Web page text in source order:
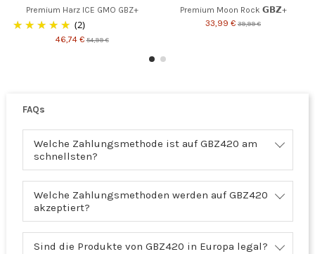
Premium Harz ICE GMO GBZ+
(2)
46,74 €54,99 €
Premium Moon Rock 𝗚𝗕𝗭+
33,99 € 39,99 €
FAQs
Welche Zahlungsmethode ist auf GBZ420 am
schnellsten?
Welche Zahlungsmethoden werden auf GBZ420
akzeptiert?
Sind die Produkte von GBZ420 in Europa legal?